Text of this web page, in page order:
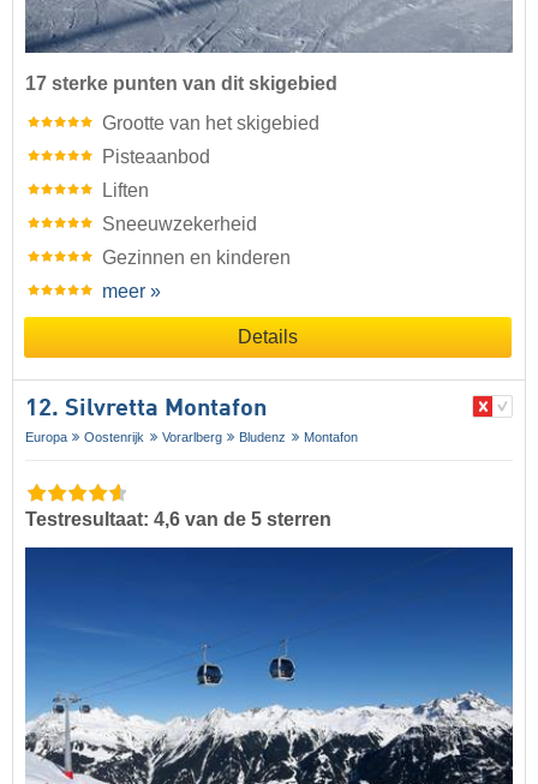
17 sterke punten van dit skigebied
Grootte van het skigebied
Pisteaanbod
Liften
Sneeuwzekerheid
Gezinnen en kinderen
meer »
Details
12. Silvretta Montafon
Europa Oostenrijk Vorarlberg Bludenz Montafon
Testresultaat: 4,6 van de 5 sterren